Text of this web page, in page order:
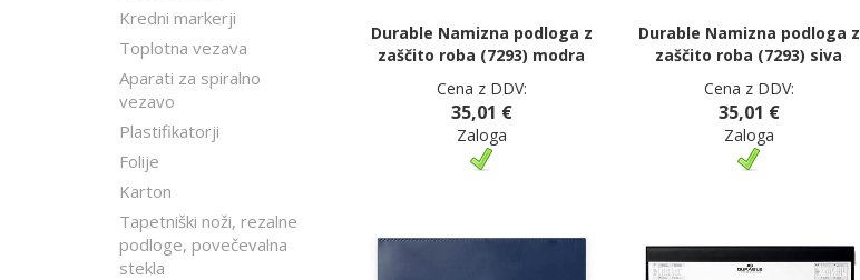
Kredni markerji
Toplotna vezava
Aparati za spiralno
vezavo
Plastifikatorji
Folije
Karton
Tapetniški noži, rezalne
podloge, povečevalna
stekla
Durable Namizna podloga z
zaščito roba (7293) modra
Cena z DDV:
35,01 €
Zaloga
Durable Namizna podloga z
zaščito roba (7293) siva
Cena z DDV:
35,01 €
Zaloga